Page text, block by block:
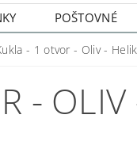
POŠTOVNÉ
- 1 otvor - Oliv -
-